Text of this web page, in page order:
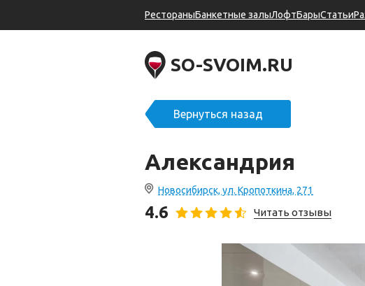
РестораныБанкетные залыЛофтБарыСтатьи
SO-SVOIM.RU
Вернуться назад
Александрия
Новосибирск, ул. Кропоткина, 271
4.6 Читать отзывы